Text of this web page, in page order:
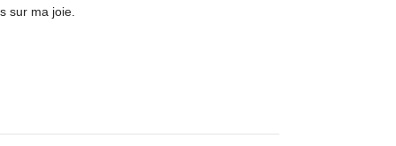
sur ma joie.